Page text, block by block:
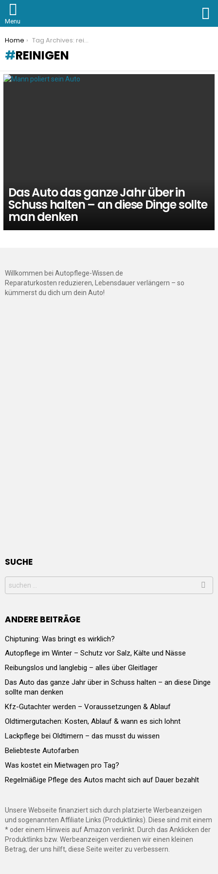
Menu
You are here:
Home Tag Archives: reinigen
REINIGEN
LATEST
Das Auto das ganze Jahr über in
Schuss halten – an diese Dinge sollte
man denken
Willkommen bei Autopflege-Wissen.de
Reparaturkosten reduzieren, Lebensdauer verlängern – so
kümmerst du dich um dein Auto!
SUCHE
Search
for:
ANDERE BEITRÄGE
Chiptuning: Was bringt es wirklich?
Autopflege im Winter – Schutz vor Salz, Kälte und Nässe
Reibungslos und langlebig – alles über Gleitlager
Das Auto das ganze Jahr über in Schuss halten – an diese Dinge
sollte man denken
Kfz-Gutachter werden – Voraussetzungen & Ablauf
Oldtimergutachen: Kosten, Ablauf & wann es sich lohnt
Lackpflege bei Oldtimern – das musst du wissen
Beliebteste Autofarben
Was kostet ein Mietwagen pro Tag?
Regelmäßige Pflege des Autos macht sich auf Dauer bezahlt
Unsere Webseite finanziert sich durch platzierte Werbeanzeigen
und sogenannten Affiliate Links (Produktlinks). Diese sind mit einem
* oder einem Hinweis auf Amazon verlinkt. Durch das Anklicken der
Produktlinks bzw. Werbeanzeigen verdienen wir einen kleinen
Betrag, der uns hilft, diese Seite weiter zu verbessern.